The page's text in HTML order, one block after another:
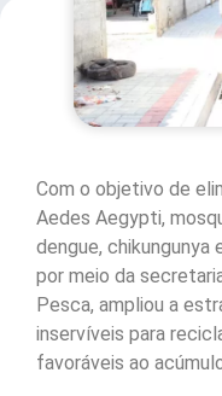
Com o objetivo de
Aedes Aegypti,
dengue, chikungunya
por meio da
Pesca, ampliou a
inservíveis para
favoráveis ao